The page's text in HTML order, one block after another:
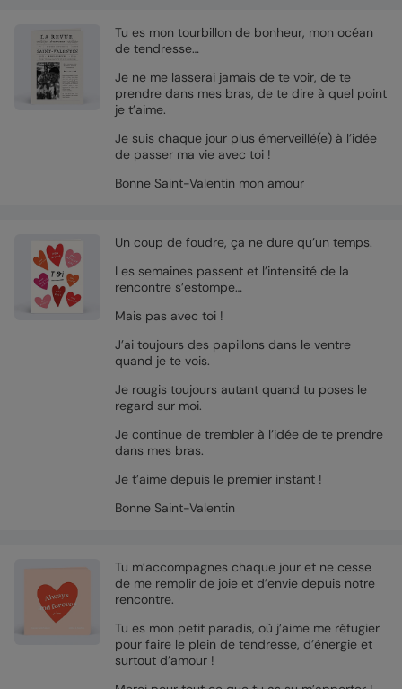
Tu es mon tourbillon de bonheur, mon océan
de tendresse…
Je ne me lasserai jamais de te voir, de te
prendre dans mes bras, de te dire à quel point
je t’aime.
Je suis chaque jour plus émerveillé(e) à l’idée
de passer ma vie avec toi !
Bonne Saint-Valentin mon amour
Un coup de foudre, ça ne dure qu’un temps.
Les semaines passent et l’intensité de la
rencontre s’estompe…
Mais pas avec toi !
J’ai toujours des papillons dans le ventre
quand je te vois.
Je rougis toujours autant quand tu poses le
regard sur moi.
Je continue de trembler à l’idée de te prendre
dans mes bras.
Je t’aime depuis le premier instant !
Bonne Saint-Valentin
Tu m’accompagnes chaque jour et ne cesse
de me remplir de joie et d’envie depuis notre
rencontre.
Tu es mon petit paradis, où j’aime me réfugier
pour faire le plein de tendresse, d’énergie et
surtout d’amour !